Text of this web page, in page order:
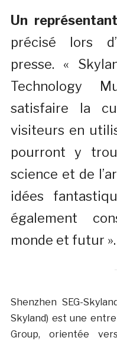
Un
précisé lors
presse. «
Technology
satisfaire la
visiteurs en
pourront y
science et de
idées
également
monde et futur ».
Shenzhen SEG-
Skyland) est une
Group, orientée